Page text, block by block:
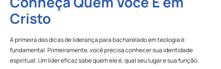
Cristo
A primeira das dicas de liderança para bacharelado em teologia é
fundamental. Primeiramente, você precisa conhecer sua identidade
espiritual. Um líder eficaz sabe quem ele é, qual seu lugar e sua função.